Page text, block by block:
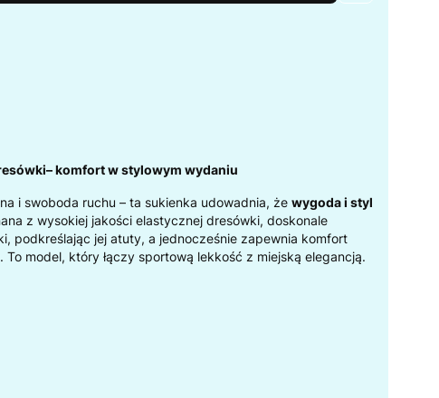
komfort w stylowym wydaniu
i swoboda ruchu – ta sukienka udowadnia, że wygoda i styl
z wysokiej jakości elastycznej dresówki, doskonale
podkreślając jej atuty, a jednocześnie zapewnia komfort
To model, który łączy sportową lekkość z miejską elegancją.